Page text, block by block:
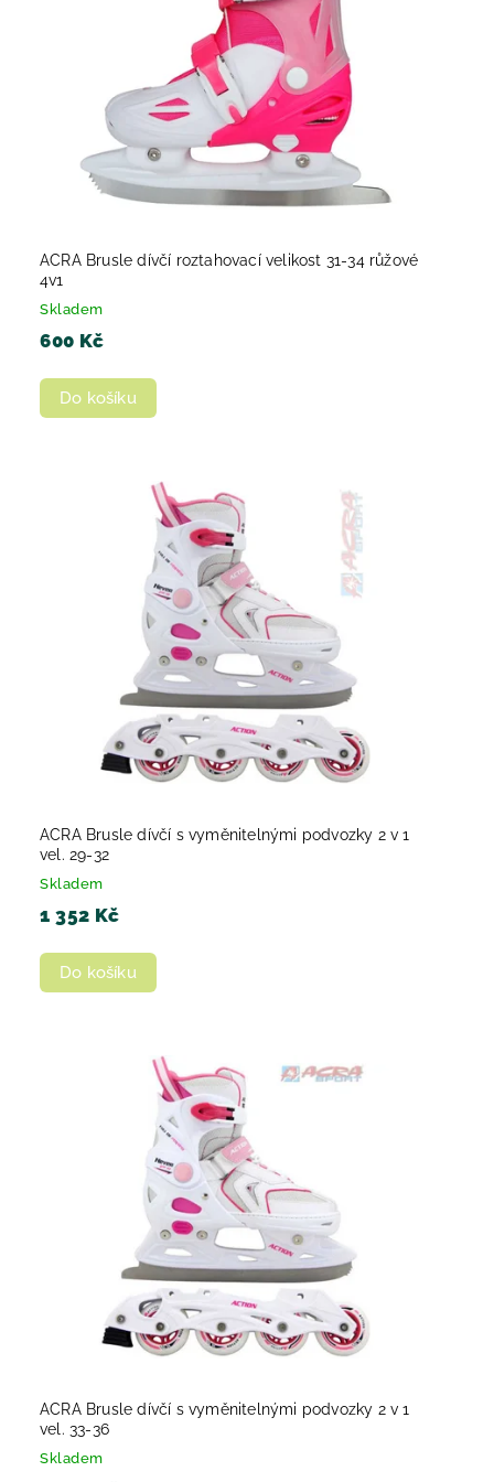
ACRA Brusle dívčí roztahovací velikost 31-34 růžové
4v1
Skladem
600 Kč
Do košíku
ACRA Brusle dívčí s vyměnitelnými podvozky 2 v 1
vel. 29-32
Skladem
1 352 Kč
Do košíku
ACRA Brusle dívčí s vyměnitelnými podvozky 2 v 1
vel. 33-36
Skladem